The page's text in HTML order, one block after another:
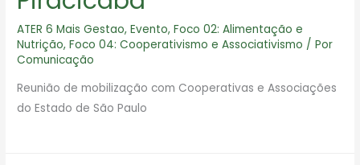
ATER 6 Mais Gestao,Evento,Foco 02: Alimentação e
Nutrição,Foco 04: Cooperativismo e Associativismo / Por
Comunicação
Reunião de mobilização com Cooperativas e Associações
do Estado de São Paulo